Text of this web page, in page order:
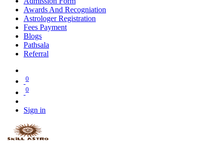
Awards And Recogniation
Astrologer Registration
Fees Payment
Blogs
Pathsala
Referral
0
0
Sign in